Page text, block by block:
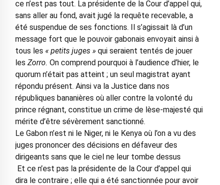
ce n’est pas tout. La présidente de la Cour d’appel qui,
sans aller au fond, avait jugé la requête recevable, a
été suspendue de ses fonctions. Il s’agissait là d’un
message fort que le pouvoir gabonais envoyait ainsi à
tous les « petits juges »qui seraient tentés de jouer
les Zorro. On comprend pourquoi à l’audience d’hier, le
quorum n’était pas atteint ; un seul magistrat ayant
répondu présent. Ainsi va la Justice dans nos
républiques bananières où aller contre la volonté du
prince régnant, constitue un crime de lèse-majesté qui
mérite d’être sévèrement sanctionné.
Le Gabon n’est ni le Niger, ni le Kenya où l’on a vu des
juges prononcer des décisions en défaveur des
dirigeants sans que le ciel ne leur tombe dessus
Et ce n’est pas la présidente de la Cour d’appel qui
dira le contraire ; elle qui a été sanctionnée pour avoir